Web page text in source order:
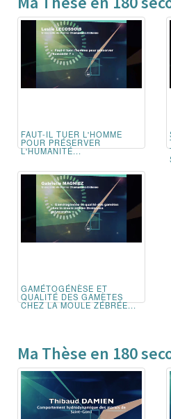
FAUT-IL TUER L'HOMME
POUR PRÉSERVER
L'HUMANITÉ...
GAMÉTOGÉNÈSE ET
QUALITÉ DES GAMÈTES
CHEZ LA MOULE ZÉBRÉE...
Ma Thèse en 180